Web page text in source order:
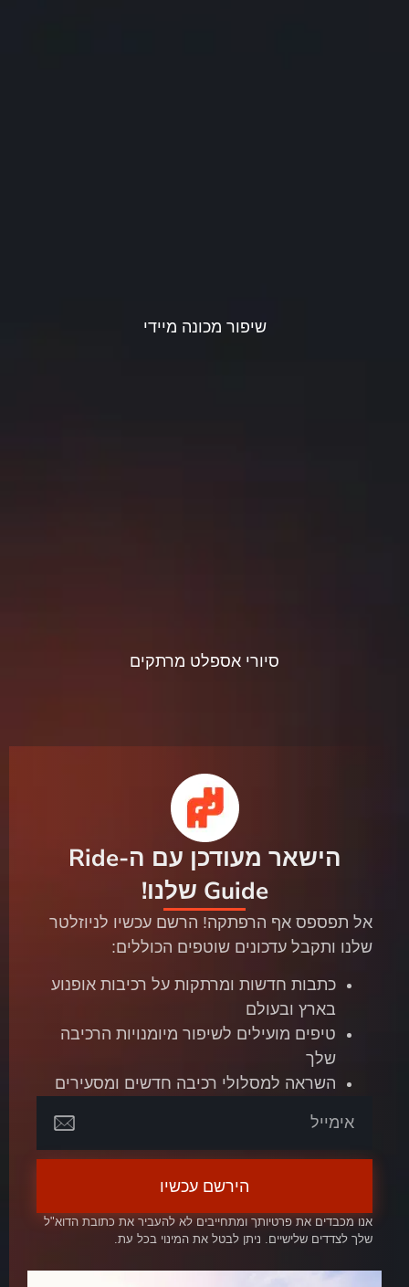
שיפור מכונה מיידי
סיורי אספלט מרתקים
הישאר מעודכן עם ה-Ride
Guide שלנו!
אל תפספס אף הרפתקה! הרשם עכשיו לניוזלטר
שלנו ותקבל עדכונים שוטפים הכוללים:
כתבות חדשות ומרתקות על רכיבות אופנוע
בארץ ובעולם
טיפים מועילים לשיפור מיומנויות הרכיבה
שלך
השראה למסלולי רכיבה חדשים ומסעירים
הירשם עכשיו
אנו מכבדים את פרטיותך ומתחייבים לא להעביר את כתובת הדוא"ל
שלך לצדדים שלישיים. ניתן לבטל את המינוי בכל עת.